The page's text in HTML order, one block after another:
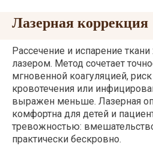
Лазерная коррекция
Рассечение и испарение
лазером. Метод сочетает
мгновенной коагуляцией,
кровотечения или
выражен меньше. Лазерная
комфортна для детей и
тревожностью:
практически бескровно.